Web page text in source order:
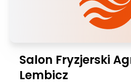
Salon Fryzjerski
Lembicz